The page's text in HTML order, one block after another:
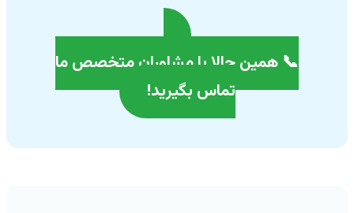
📞 همین حالا با مشاوران متخصص ما
تماس بگیرید!